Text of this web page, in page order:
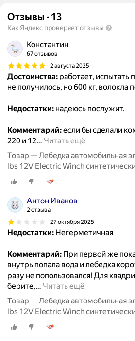
Отзывы · 13
Как Яндекс проверяет отзывы
Константин
67 отзывов
2 августа 2025
Достоинства: работает, испытать
не получилось, но 600 кг, волокла
Недостатки: надеюсь послужит.
Комментарий:если бы сделали
220 и 12… Читать ещё
Товар — Лебедка автомобильная
lbs 12V Electric Winch
Антон Иванов
2 отзыва
27 октября 2025
Недостатки: Негерметичная
Комментарий: При первой же
внутрь попала вода и лебедка
разу не попользовался! Для
берите,… Читать ещё
Товар — Лебедка автомобильная
lbs 12V Electric Winch